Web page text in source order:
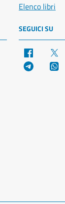
Elenco libri
SEGUICI SU
Facebook
Telegram